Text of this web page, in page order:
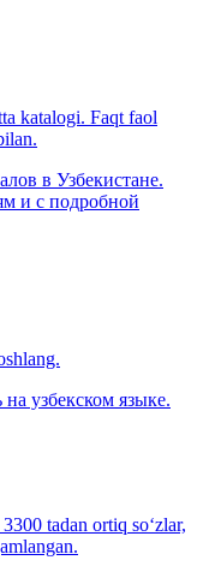
katalogi. Faqt faol
в Узбекистане.
и с подробной
узбекском языке.
tadan ortiq so‘zlar,